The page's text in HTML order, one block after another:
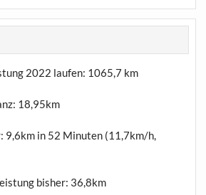
2022 laufen: 1065,7 km
18,95km
9,6km in 52 Minuten (11,7km/h,
bisher: 36,8km